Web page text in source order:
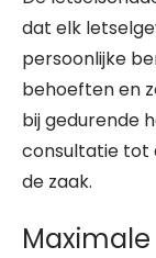
dat elk
persoonlijke
behoeften en
bij gedurende
consultatie tot
de zaak.